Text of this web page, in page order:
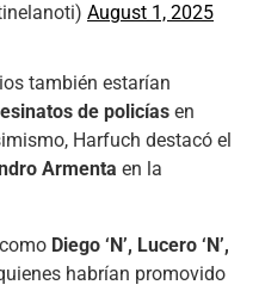
August 1, 2025
también estarían
de policías en
Harfuch destacó el
Armenta en la
Diego ‘N’, Lucero ‘N’,
habrían promovido